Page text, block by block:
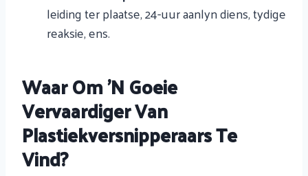
leiding ter plaatse, 24-uur aanlyn diens, tydige
reaksie, ens.
Waar Om 'n Goeie
Vervaardiger Van
Plastiekversnipperaars Te
Vind?